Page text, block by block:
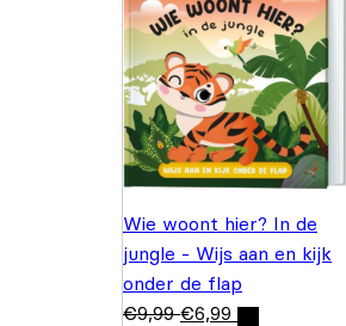
Wie woont hier? In de
jungle - Wijs aan en kijk
onder de flap
€9,99 €6,99